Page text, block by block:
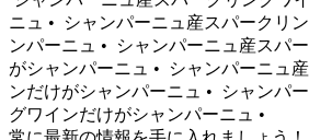
ニュ •
シャンパーニュ産スパークリ
ンパーニュ •
シャンパーニュ産スパ
がシャンパーニュ •
シャンパーニュ
ンだけがシャンパーニュ •
シャンパ
グワインだけがシャンパーニュ •